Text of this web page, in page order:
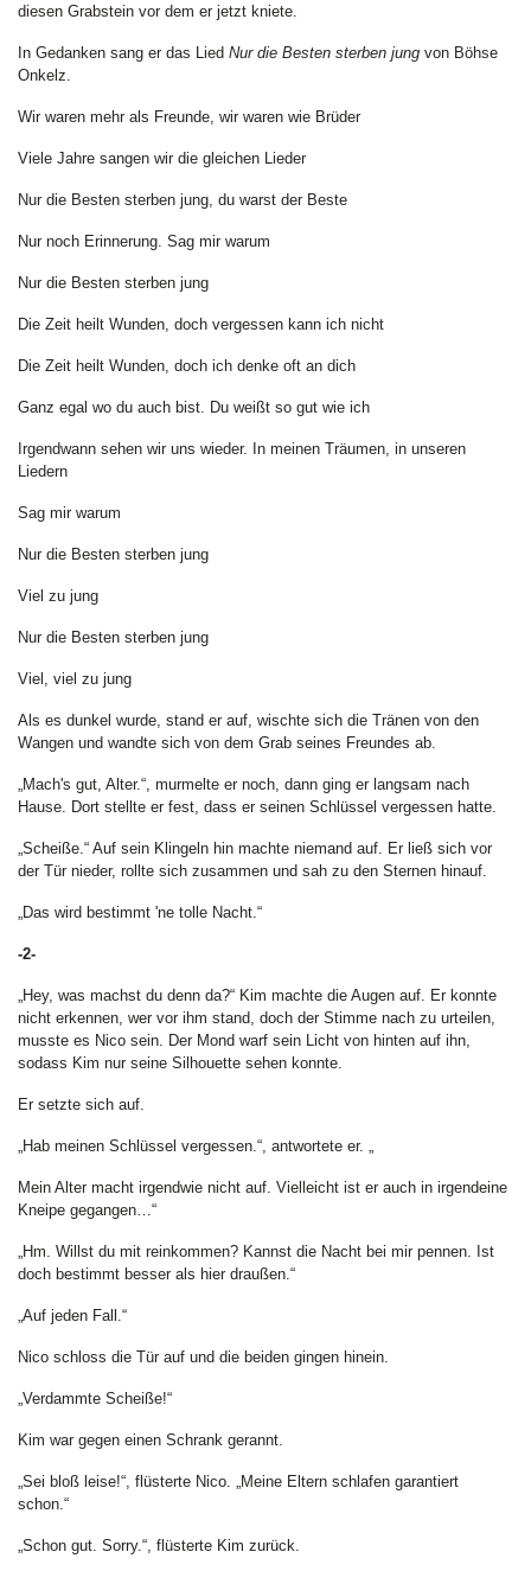
diesen Grabstein vor dem er jetzt kniete.
In Gedanken sang er das Lied Nur die Besten sterben jung von Böhse
Onkelz.
Wir waren mehr als Freunde, wir waren wie Brüder
Viele Jahre sangen wir die gleichen Lieder
Nur die Besten sterben jung, du warst der Beste
Nur noch Erinnerung. Sag mir warum
Nur die Besten sterben jung
Die Zeit heilt Wunden, doch vergessen kann ich nicht
Die Zeit heilt Wunden, doch ich denke oft an dich
Ganz egal wo du auch bist. Du weißt so gut wie ich
Irgendwann sehen wir uns wieder. In meinen Träumen, in unseren
Liedern
Sag mir warum
Nur die Besten sterben jung
Viel zu jung
Nur die Besten sterben jung
Viel, viel zu jung
Als es dunkel wurde, stand er auf, wischte sich die Tränen von den
Wangen und wandte sich von dem Grab seines Freundes ab.
„Mach's gut, Alter.“, murmelte er noch, dann ging er langsam nach
Hause. Dort stellte er fest, dass er seinen Schlüssel vergessen hatte.
„Scheiße.“ Auf sein Klingeln hin machte niemand auf. Er ließ sich vor
der Tür nieder, rollte sich zusammen und sah zu den Sternen hinauf.
„Das wird bestimmt 'ne tolle Nacht.“
-2-
„Hey, was machst du denn da?“ Kim machte die Augen auf. Er konnte
nicht erkennen, wer vor ihm stand, doch der Stimme nach zu urteilen,
musste es Nico sein. Der Mond warf sein Licht von hinten auf ihn,
sodass Kim nur seine Silhouette sehen konnte.
Er setzte sich auf.
„Hab meinen Schlüssel vergessen.“, antwortete er. „
Mein Alter macht irgendwie nicht auf. Vielleicht ist er auch in irgendeine
Kneipe gegangen…“
„Hm. Willst du mit reinkommen? Kannst die Nacht bei mir pennen. Ist
doch bestimmt besser als hier draußen.“
„Auf jeden Fall.“
Nico schloss die Tür auf und die beiden gingen hinein.
„Verdammte Scheiße!“
Kim war gegen einen Schrank gerannt.
„Sei bloß leise!“, flüsterte Nico. „Meine Eltern schlafen garantiert
schon.“
„Schon gut. Sorry.“, flüsterte Kim zurück.